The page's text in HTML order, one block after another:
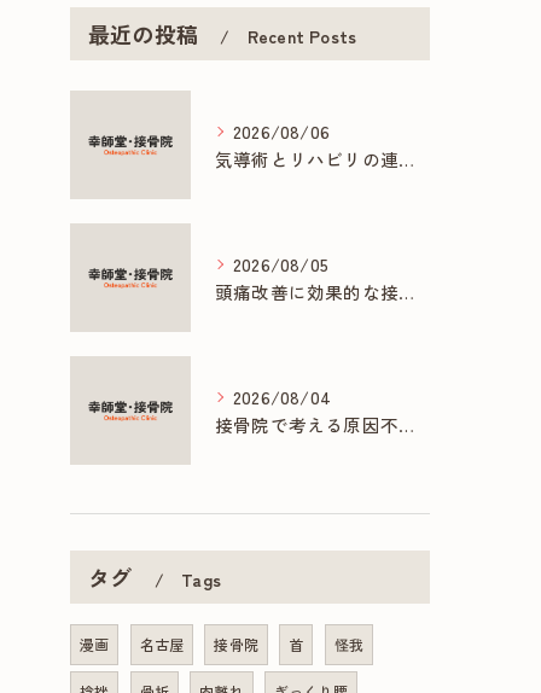
最近の投稿 Recent Posts
2026/08/06
気導術とリハビリの連携で促す早期回復法
2026/08/05
頭痛改善に効果的な接骨院の多彩な施術方法
2026/08/04
接骨院で考える原因不明の胃痛と胸痛の対策
タグ Tags
漫画 名古屋 接骨院 首 怪我